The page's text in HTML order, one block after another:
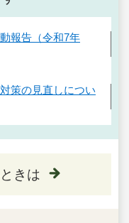
報告（令和7年
策の見直しについ
きは